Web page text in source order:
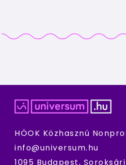
HÖOK Közhasznú
info@universum.hu
1095 Budapest,